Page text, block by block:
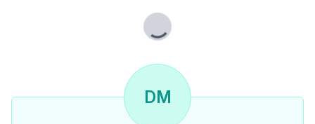
* Vertragserrichtungskosten: ca. 1,5 % zzgl. Barauslagen und Beglaubigungen
* Vermittlungsprovision: 3 % des Kaufpreises zzgl. 20 % USt.
Lade...
DM